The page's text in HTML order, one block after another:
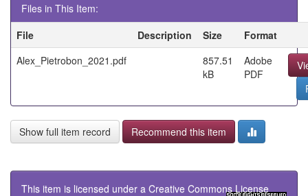
Files in This Item:
File
Description Size
Format
Alex_Pietrobon_2021.pdf
857.51
kB
Adobe
PDF
Show full item record Recommend this item
This item is licensed under a Creative Commons License